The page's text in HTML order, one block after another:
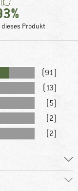
Produkt
(91)
(13)
(5)
(2)
(2)